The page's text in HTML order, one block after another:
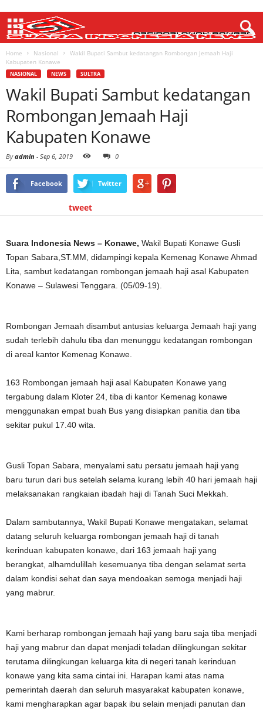
Home Nasional
Wakil Bupati Sambut kedatangan Rombongan Jemaah Haji
Kabupaten Konawe
NASIONAL NEWS SULTRA
Wakil Bupati Sambut kedatangan
Rombongan Jemaah Haji
Kabupaten Konawe
Byadmin - Sep 6, 2019 0
Facebook Twitter
tweet
Suara Indonesia News – Konawe, Wakil Bupati Konawe Gusli
Topan Sabara,ST.MM, didampingi kepala Kemenag Konawe Ahmad
Lita, sambut kedatangan rombongan jemaah haji asal Kabupaten
Konawe – Sulawesi Tenggara. (05/09-19).
Rombongan Jemaah disambut antusias keluarga Jemaah haji yang
sudah terlebih dahulu tiba dan menunggu kedatangan rombongan
di areal kantor Kemenag Konawe.
163 Rombongan jemaah haji asal Kabupaten Konawe yang
tergabung dalam Kloter 24, tiba di kantor Kemenag konawe
menggunakan empat buah Bus yang disiapkan panitia dan tiba
sekitar pukul 17.40 wita.
Gusli Topan Sabara, menyalami satu persatu jemaah haji yang
baru turun dari bus setelah selama kurang lebih 40 hari jemaah haji
melaksanakan rangkaian ibadah haji di Tanah Suci Mekkah.
Dalam sambutannya, Wakil Bupati Konawe mengatakan, selamat
datang seluruh keluarga rombongan jemaah haji di tanah
kerinduan kabupaten konawe, dari 163 jemaah haji yang
berangkat, alhamdulillah kesemuanya tiba dengan selamat serta
dalam kondisi sehat dan saya mendoakan semoga menjadi haji
yang mabrur.
Kami berharap rombongan jemaah haji yang baru saja tiba menjadi
haji yang mabrur dan dapat menjadi teladan dilingkungan sekitar
terutama dilingkungan keluarga kita di negeri tanah kerinduan
konawe yang kita sama cintai ini. Harapan kami atas nama
pemerintah daerah dan seluruh masyarakat kabupaten konawe,
kami mengharapkan agar bapak ibu selain menjadi panutan dan